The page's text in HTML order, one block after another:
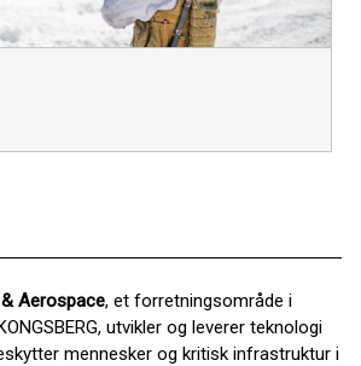
Aerospace, et forretningsområde i
utvikler og leverer teknologi
mennesker og kritisk infrastruktur i